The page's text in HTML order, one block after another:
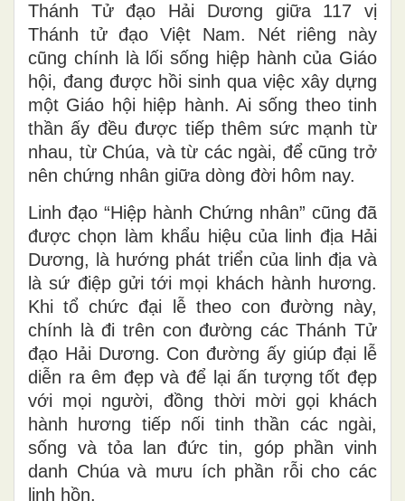
Thánh Tử đạo Hải Dương giữa 117 vị
Thánh tử đạo Việt Nam. Nét riêng này
cũng chính là lối sống hiệp hành của Giáo
hội, đang được hồi sinh qua việc xây dựng
một Giáo hội hiệp hành. Ai sống theo tinh
thần ấy đều được tiếp thêm sức mạnh từ
nhau, từ Chúa, và từ các ngài, để cũng trở
nên chứng nhân giữa dòng đời hôm nay.
Linh đạo “Hiệp hành Chứng nhân” cũng đã
được chọn làm khẩu hiệu của linh địa Hải
Dương, là hướng phát triển của linh địa và
là sứ điệp gửi tới mọi khách hành hương.
Khi tổ chức đại lễ theo con đường này,
chính là đi trên con đường các Thánh Tử
đạo Hải Dương. Con đường ấy giúp đại lễ
diễn ra êm đẹp và để lại ấn tượng tốt đẹp
với mọi người, đồng thời mời gọi khách
hành hương tiếp nối tinh thần các ngài,
sống và tỏa lan đức tin, góp phần vinh
danh Chúa và mưu ích phần rỗi cho các
linh hồn.